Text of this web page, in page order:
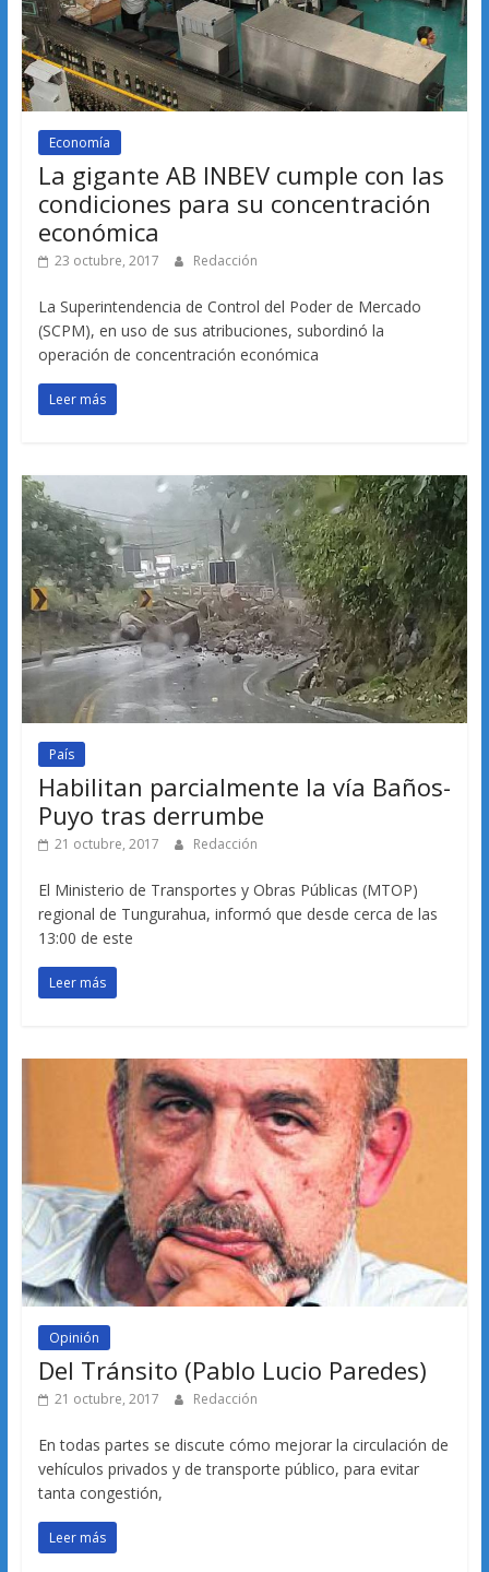
Economía
La gigante AB INBEV cumple con las
condiciones para su concentración
económica
23 octubre, 2017 Redacción
La Superintendencia de Control del Poder de Mercado
(SCPM), en uso de sus atribuciones, subordinó la
operación de concentración económica
Leer más
País
Habilitan parcialmente la vía Baños-
Puyo tras derrumbe
21 octubre, 2017 Redacción
El Ministerio de Transportes y Obras Públicas (MTOP)
regional de Tungurahua, informó que desde cerca de las
13:00 de este
Leer más
Opinión
Del Tránsito (Pablo Lucio Paredes)
21 octubre, 2017 Redacción
En todas partes se discute cómo mejorar la circulación de
vehículos privados y de transporte público, para evitar
tanta congestión,
Leer más